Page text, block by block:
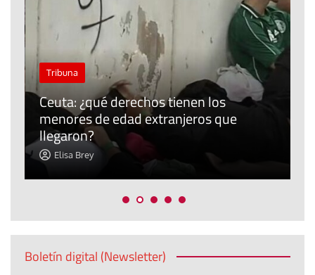
Tribuna
Ceuta: ¿qué derechos tienen los
menores de edad extranjeros que
llegaron?
Elisa Brey
Boletín digital (Newsletter)